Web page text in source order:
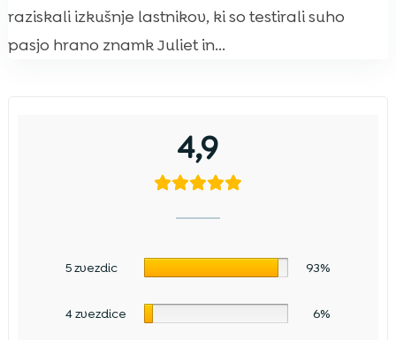
raziskali izkušnje lastnikov, ki so testirali suho
pasjo hrano znamk Juliet in...
4,9
5 zvezdic 93%
4 zvezdice 6%